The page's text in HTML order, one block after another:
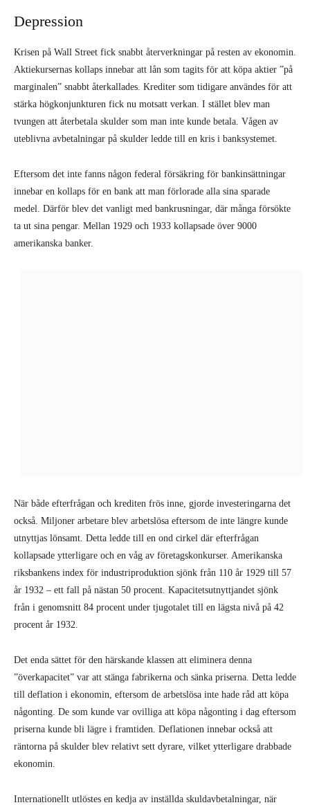
Depression
Krisen på Wall Street fick snabbt återverkningar på resten av ekonomin.
Aktiekursernas kollaps innebar att lån som tagits för att köpa aktier ”på
marginalen” snabbt återkallades. Krediter som tidigare användes för att
stärka högkonjunkturen fick nu motsatt verkan. I stället blev man
tvungen att återbetala skulder som man inte kunde betala. Vågen av
uteblivna avbetalningar på skulder ledde till en kris i banksystemet.
Eftersom det inte fanns någon federal försäkring för bankinsättningar
innebar en kollaps för en bank att man förlorade alla sina sparade
medel. Därför blev det vanligt med bankrusningar, där många försökte
ta ut sina pengar. Mellan 1929 och 1933 kollapsade över 9000
amerikanska banker.
När både efterfrågan och krediten frös inne, gjorde investeringarna det
också. Miljoner arbetare blev arbetslösa eftersom de inte längre kunde
utnyttjas lönsamt. Detta ledde till en ond cirkel där efterfrågan
kollapsade ytterligare och en våg av företagskonkurser. Amerikanska
riksbankens index för industriproduktion sjönk från 110 år 1929 till 57
år 1932 – ett fall på nästan 50 procent. Kapacitetsutnyttjandet sjönk
från i genomsnitt 84 procent under tjugotalet till en lägsta nivå på 42
procent år 1932.
Det enda sättet för den härskande klassen att eliminera denna
”överkapacitet” var att stänga fabrikerna och sänka priserna. Detta ledde
till deflation i ekonomin, eftersom de arbetslösa inte hade råd att köpa
någonting. De som kunde var ovilliga att köpa någonting i dag eftersom
priserna kunde bli lägre i framtiden. Deflationen innebar också att
räntorna på skulder blev relativt sett dyrare, vilket ytterligare drabbade
ekonomin.
Internationellt utlöstes en kedja av inställda skuldavbetalningar, när